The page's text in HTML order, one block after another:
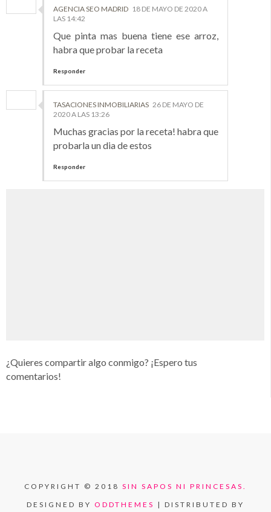
AGENCIA SEO MADRID 18 DE MAYO DE 2020 A
LAS 14:42
Que pinta mas buena tiene ese arroz,
habra que probar la receta
Responder
TASACIONES INMOBILIARIAS 26 DE MAYO DE
2020 A LAS 13:26
Muchas gracias por la receta! habra que
probarla un dia de estos
Responder
¿Quieres compartir algo conmigo? ¡Espero tus
comentarios!
COPYRIGHT © 2018 SIN SAPOS NI PRINCESAS.
DESIGNED BY ODDTHEMES | DISTRIBUTED BY